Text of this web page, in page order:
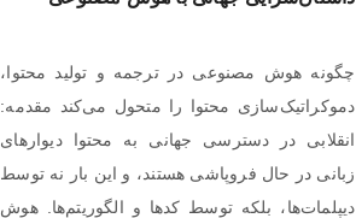
چگونه هوش مصنوعی در ترجمه و تولید محتوا،
دموکراتیک‌سازی محتوا را متحول می‌کند مقدمه:
انقلابی در دسترسی جهانی به محتوا دیوارهای
زبانی در حال فروپاشی هستند، و این بار نه توسط
دیپلمات‌ها، بلکه توسط کدها و الگوریتم‌ها. هوش